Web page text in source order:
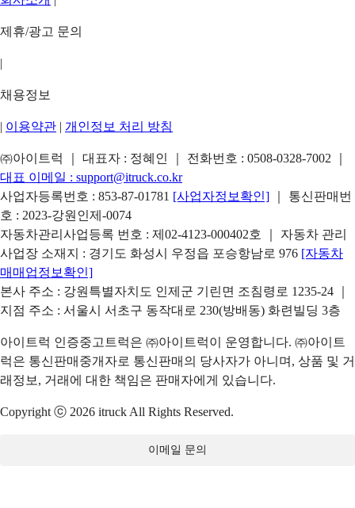
제휴/광고 문의
|
채용정보
| 이용약관 | 개인정보 처리 방침
㈜아이트럭 ｜ 대표자 : 정혜인 ｜ 전화번호 : 0508-0328-7002
대표 이메일 : support@itruck.co.kr
사업자등록번호 : 853-87-01781 [사업자정보확인]
｜ 통신판매번
호 : 2023-강원인제-0074
자동차관리사업등록 번호 : 제02-4123-000402호 ｜ 자동차 관리
사업장 소재지 : 경기도 화성시 우정읍 포승항남로 976 [자동차
매매업정보확인]
본사 주소 : 강원특별자치도 인제군 기린면 조침령로 1235-24 ｜
지점 주소 : 서울시 서초구 동작대로 230(방배동) 화련빌딩 3층
아이트럭 인증중고트럭은 ㈜아이트럭이 운영합니다. ㈜아이트
럭은 통신판매중개자로 통신판매의 당사자가 아니며, 상품 및 거
래정보, 거래에 대한 책임은 판매자에게 있습니다.
Copyright ⓒ 2026 itruck All Rights Reserved.
이메일 문의